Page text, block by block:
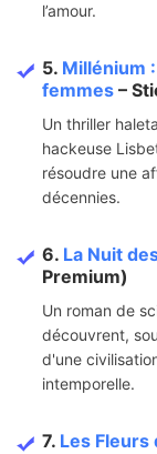
l’amour.
5. Millénium
femmes –
Un thriller
hackeuse
résoudre une
décennies.
6. La Nuit
Premium)
Un roman de
découvrent,
d'une
intemporelle.
7. Les Fleurs